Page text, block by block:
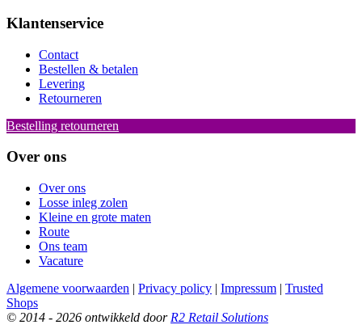
Klantenservice
Contact
Bestellen & betalen
Levering
Retourneren
Bestelling retourneren
Over ons
Over ons
Losse inleg zolen
Kleine en grote maten
Route
Ons team
Vacature
Algemene voorwaarden | Privacy policy | Impressum | Trusted
Shops
© 2014 - 2026 ontwikkeld door R2 Retail Solutions